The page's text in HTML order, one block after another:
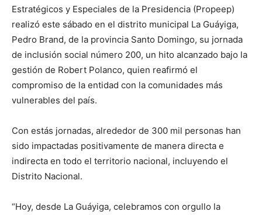
Estratégicos y Especiales de la Presidencia (Propeep)
realizó este sábado en el distrito municipal La Guáyiga,
Pedro Brand, de la provincia Santo Domingo, su jornada
de inclusión social número 200, un hito alcanzado bajo la
gestión de Robert Polanco, quien reafirmó el
compromiso de la entidad con la comunidades más
vulnerables del país.
Con estás jornadas, alrededor de 300 mil personas han
sido impactadas positivamente de manera directa e
indirecta en todo el territorio nacional, incluyendo el
Distrito Nacional.
“Hoy, desde La Guáyiga, celebramos con orgullo la